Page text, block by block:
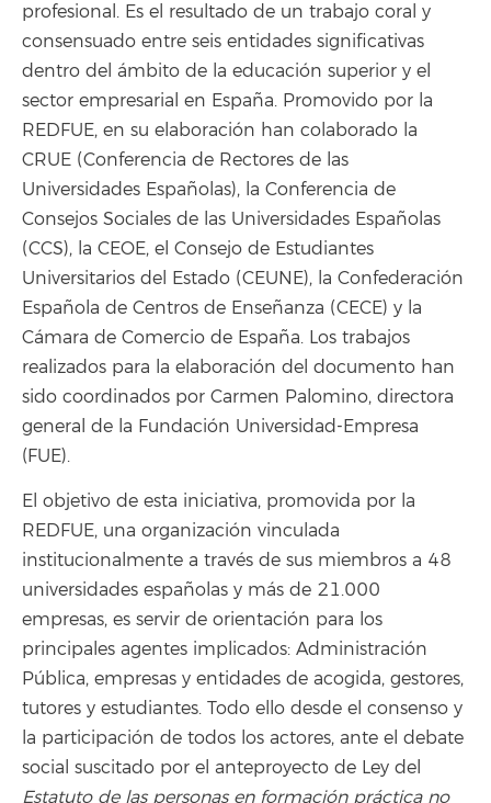
profesional. Es el resultado de un trabajo coral y
consensuado entre seis entidades significativas
dentro del ámbito de la educación superior y el
sector empresarial en España. Promovido por la
REDFUE, en su elaboración han colaborado la
CRUE (Conferencia de Rectores de las
Universidades Españolas), la Conferencia de
Consejos Sociales de las Universidades Españolas
(CCS), la CEOE, el Consejo de Estudiantes
Universitarios del Estado (CEUNE), la Confederación
Española de Centros de Enseñanza (CECE) y la
Cámara de Comercio de España. Los trabajos
realizados para la elaboración del documento han
sido coordinados por Carmen Palomino, directora
general de la Fundación Universidad-Empresa
(FUE).
El objetivo de esta iniciativa, promovida por la
REDFUE, una organización vinculada
institucionalmente a través de sus miembros a 48
universidades españolas y más de 21.000
empresas, es servir de orientación para los
principales agentes implicados: Administración
Pública, empresas y entidades de acogida, gestores,
tutores y estudiantes. Todo ello desde el consenso y
la participación de todos los actores, ante el debate
social suscitado por el anteproyecto de Ley del
Estatuto de las personas en formación práctica no